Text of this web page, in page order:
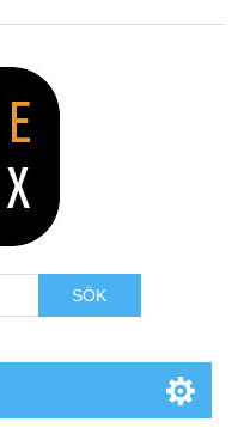
SÖK